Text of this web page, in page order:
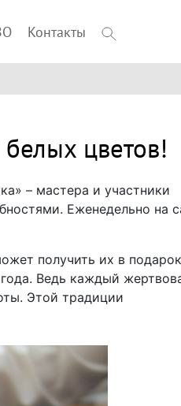
Контакты
цветов!
– мастера и участники
Еженедельно на
получить их в
Ведь каждый
Этой традиции